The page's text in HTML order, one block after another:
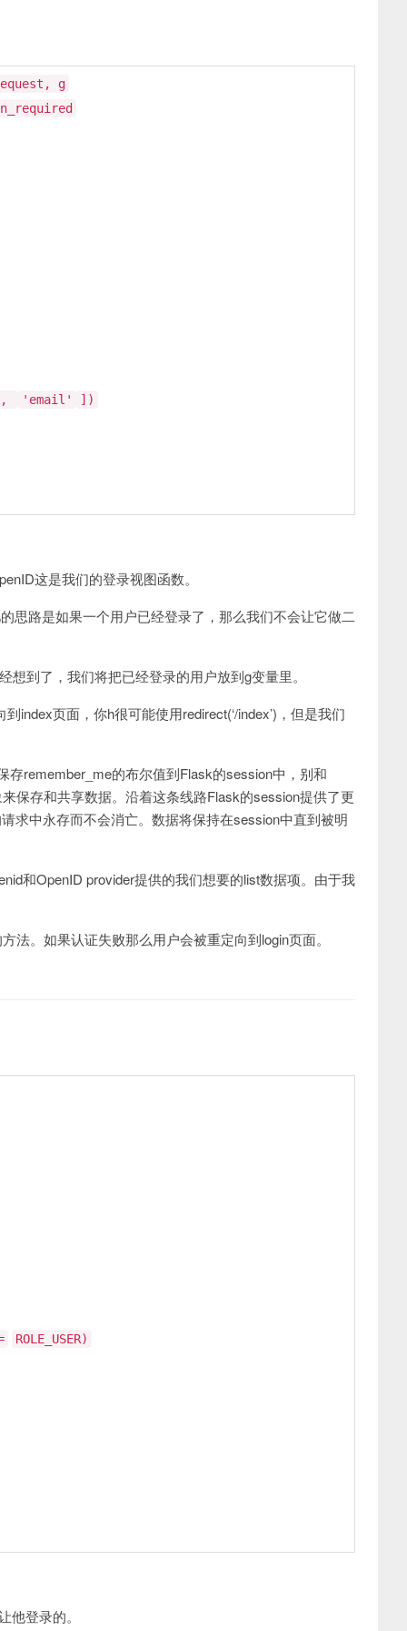
g
, 'email' ])
这是我们的登录视图函数。
思路是如果一个用户已经登录了，那么我们不会让它做二
到了，我们将把已经登录的用户放到g变量里。
index页面，你h很可能使用redirect(‘/index’)，但是我们
remember_me的布尔值到Flask的session中，别和
保存和共享数据。沿着这条线路Flask的session提供了更
求中永存而不会消亡。数据将保持在session中直到被明
和OpenID provider提供的我们想要的list数据项。由于我
法。如果认证失败那么用户会被重定向到login页面。
ROLE_USER)
登录的。